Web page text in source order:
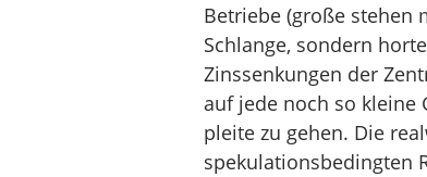
Betriebe (große stehen
Schlange, sondern
Zinssenkungen der
auf jede noch so kleine
pleite zu gehen. Die
spekulationsbedingten